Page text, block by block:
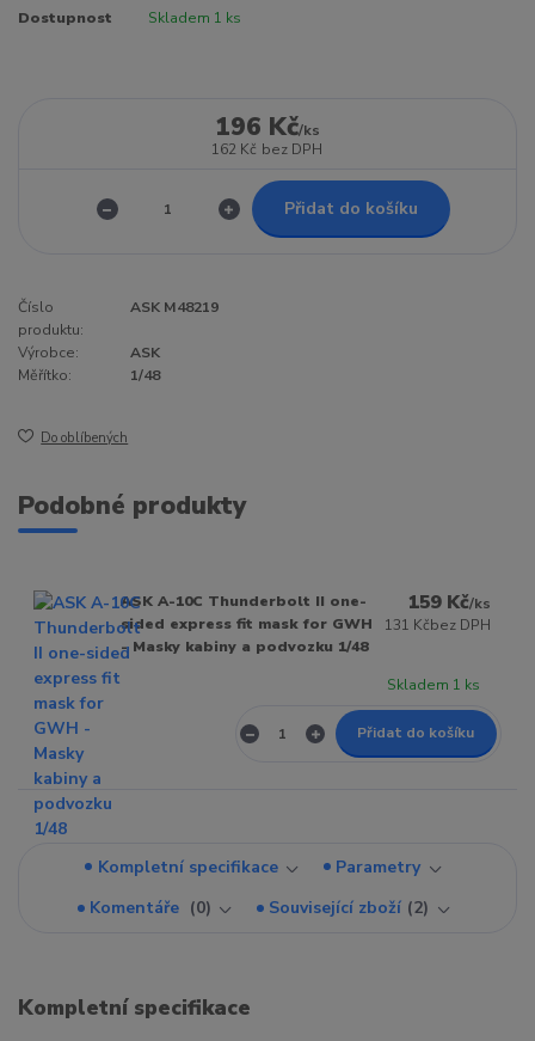
Dostupnost Skladem 1 ks
196 Kč/ks
162 Kč bez DPH
Přidat do košíku
Číslo
produktu:
ASK M48219
Výrobce:
ASK
Měřítko:
1/48
Do oblíbených
Podobné produkty
ASK A-10C Thunderbolt II one-
sided express fit mask for GWH
- Masky kabiny a podvozku 1/48
159 Kč/ks
131 Kčbez DPH
Skladem 1 ks
Přidat do košíku
Kompletní specifikace
Parametry
Komentáře
0 Související zboží 2
Kompletní specifikace